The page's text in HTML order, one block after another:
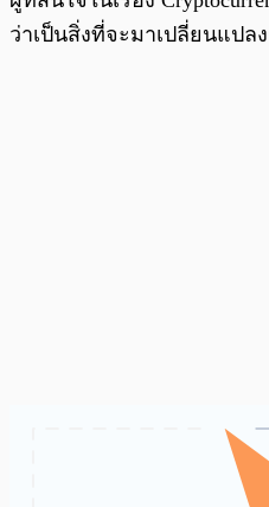
ว่าเป็นสิ่งที่จะมาเปลี่ยนแปล